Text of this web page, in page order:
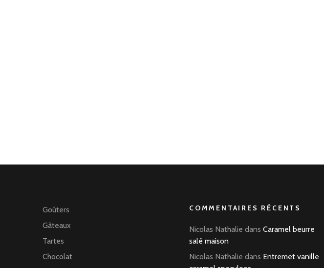
Goûters
Gâteaux
Tartes
Chocolat
COMMENTAIRES RÉCENTS
Nicolas Nathalie dans Caramel beurre
salé maison
Nicolas Nathalie dans Entremet vanille